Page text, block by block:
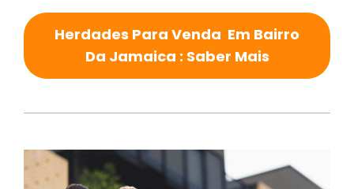
Herdades Para Venda Em Bairro
Da Jamaica : Saber Mais